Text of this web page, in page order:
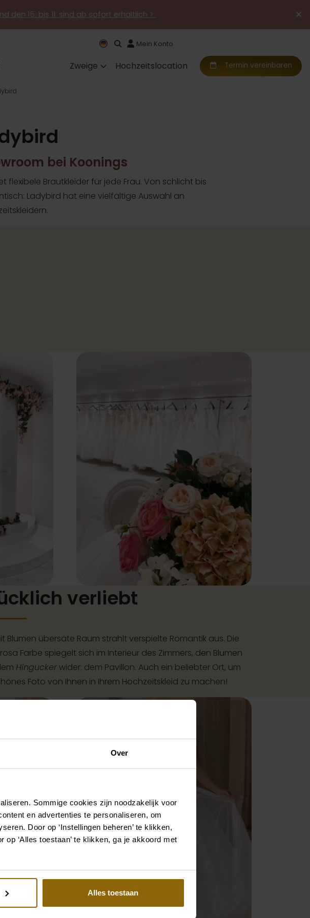
Over
Sommige cookies zijn noodzakelijk voor
en advertenties te personaliseren, om
Door op ‘Instellingen beheren’ te klikken,
‘Alles toestaan’ te klikken, ga je akkoord met
Alles toestaan
den 15. bis 11. sind ab sofort erhältlich >
Mein Konto
Zweige Hochzeitslocation Termin vereinbaren
bei Koonings
flexibele Brautkleider für jede Frau. Von schlicht bis
Ladybird hat eine vielfältige Auswahl an
verliebt
Blumen übersäte Raum strahlt verspielte Romantik aus. Die
Farbe spiegelt sich im Interieur des Zimmers, den Blumen
Hinguckerwider: dem Pavillon. Auch ein beliebter Ort, um
Foto von Ihnen in Ihrem Hochzeitskleid zu machen!